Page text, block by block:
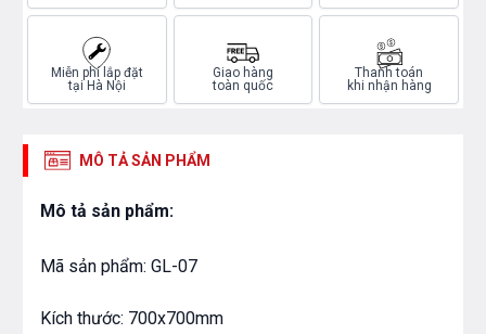
Miễn phí lắp đặt
tại Hà Nội
Giao hàng
toàn quốc
Thanh toán
khi nhận hàng
MÔ TẢ SẢN PHẨM
Mô tả sản phẩm:
Mã sản phẩm: GL-07
Kích thước: 700x700mm